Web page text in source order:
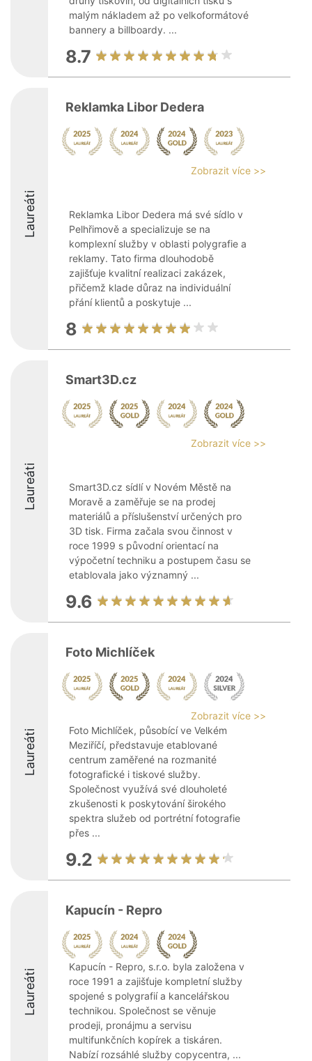
malým nákladem až po velkoformátové
bannery a billboardy. ...
8.7
Laureáti
Reklamka Libor Dedera
Zobrazit více >>
Reklamka Libor Dedera má své sídlo v
Pelhřimově a specializuje se na
komplexní služby v oblasti polygrafie a
reklamy. Tato firma dlouhodobě
zajišťuje kvalitní realizaci zakázek,
přičemž klade důraz na individuální
přání klientů a poskytuje ...
8
Laureáti
Smart3D.cz
Zobrazit více >>
Smart3D.cz sídlí v Novém Městě na
Moravě a zaměřuje se na prodej
materiálů a příslušenství určených pro
3D tisk. Firma začala svou činnost v
roce 1999 s původní orientací na
výpočetní techniku a postupem času se
etablovala jako významný ...
9.6
Laureáti
Foto Michlíček
Zobrazit více >>
Foto Michlíček, působící ve Velkém
Meziříčí, představuje etablované
centrum zaměřené na rozmanité
fotografické i tiskové služby.
Společnost využívá své dlouholeté
zkušenosti k poskytování širokého
spektra služeb od portrétní fotografie
přes ...
9.2
Laureáti
Kapucín - Repro
Kapucín - Repro, s.r.o. byla založena v
roce 1991 a zajišťuje kompletní služby
spojené s polygrafií a kancelářskou
technikou. Společnost se věnuje
prodeji, pronájmu a servisu
multifunkčních kopírek a tiskáren.
Nabízí rozsáhlé služby copycentra, ...